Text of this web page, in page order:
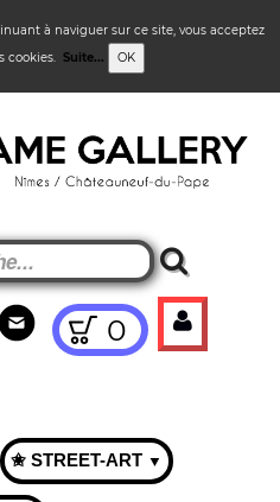
à naviguer sur ce site, vous acceptez
cookies. Suite... OK
0
✬ STREET-ART ▼